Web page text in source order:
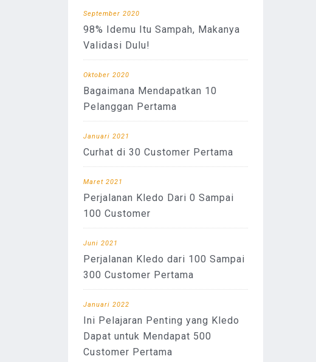
September 2020
98% Idemu Itu Sampah, Makanya
Validasi Dulu!
Oktober 2020
Bagaimana Mendapatkan 10
Pelanggan Pertama
Januari 2021
Curhat di 30 Customer Pertama
Maret 2021
Perjalanan Kledo Dari 0 Sampai
100 Customer
Juni 2021
Perjalanan Kledo dari 100 Sampai
300 Customer Pertama
Januari 2022
Ini Pelajaran Penting yang Kledo
Dapat untuk Mendapat 500
Customer Pertama